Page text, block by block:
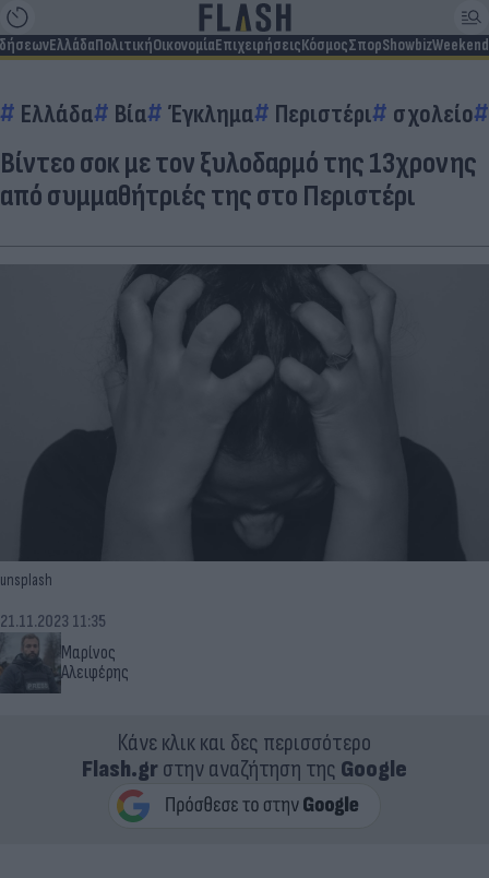
ΕλλάδαΠολιτικήΟικονομίαΕπιχειρήσειςΚόσμοςΣπορShowbizWeekend
Ελλάδα Βία Έγκλημα Περιστέρι σχολείο
Βίντεο σοκ με τον ξυλοδαρμό της 13χρονης
από συμμαθήτριές της στο Περιστέρι
unsplash
Μαρίνος
Αλειφέρης
21.11.2023 11:35
Κάνε κλικ και δες περισσότερο
Flash.grστην αναζήτηση της Google